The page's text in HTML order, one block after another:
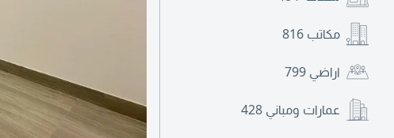
مكاتب 816
اراضي 799
عمارات ومباني 428